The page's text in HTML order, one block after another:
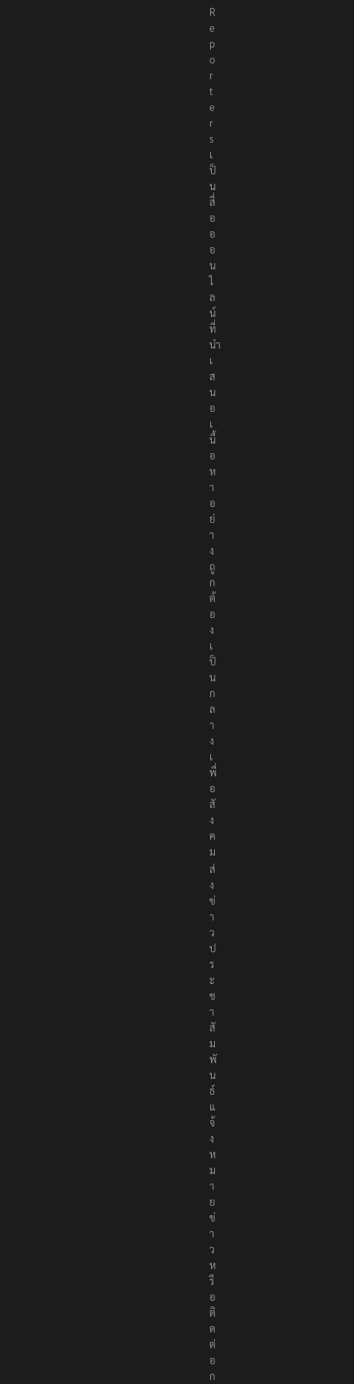
R
e
p
o
r
t
e
r
s
เ
ป็
น
สื่
อ
อ
อ
น
ไ
ล
น์
ที่
นำ
เ
ส
น
อ
เ
นื้
อ
ห
า
อ
ย่
า
ง
ถู
ก
ต้
อ
ง
เ
ป็
น
ก
ล
า
ง
เ
พื่
อ
สั
ง
ค
ม
ส่
ง
ข่
า
ว
ป
ร
ะ
ช
า
สั
ม
พั
น
ธ์
แ
จ้
ง
ห
ม
า
ย
ข่
า
ว
ห
รื
อ
ติ
ด
ต่
อ
ก